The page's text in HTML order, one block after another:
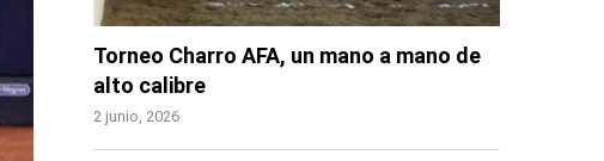
Torneo Charro AFA, un mano a mano de
alto calibre
2 junio, 2026